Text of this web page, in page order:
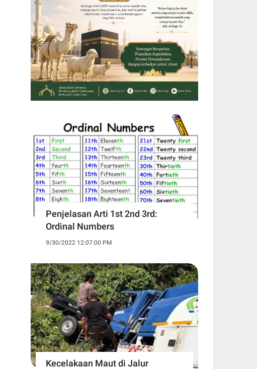
Penjelasan Arti 1st 2nd 3rd:
Ordinal Numbers
9/30/2022 12:07:00 PM
Kecelakaan Maut di Jalur